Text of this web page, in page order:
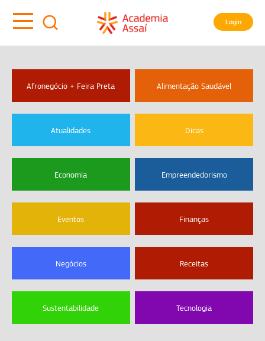
Login
Afronegócio + Feira Preta Alimentação Saudável
Atualidades Dicas
Economia Empreendedorismo
Eventos Finanças
Negócios Receitas
Sustentabilidade Tecnologia